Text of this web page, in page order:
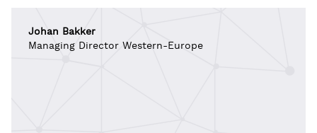
Johan Bakker
Managing Director Western-Europe